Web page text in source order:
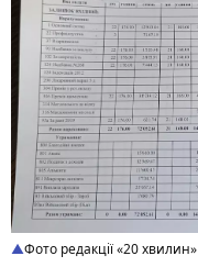
Фото редакції «20 хвилин»